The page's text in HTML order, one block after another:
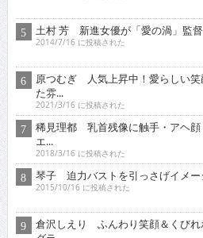
土村 芳 新進女優が「愛の渦」監
2014/7/16 に投稿された
原つむぎ 人気上昇中！愛らしい笑
た雰...
2021/3/16 に投稿された
稀見理都 乳首残像に触手・アヘ
エ...
2018/3/16 に投稿された
琴子 迫力バストを引っさげイメー
2015/10/16 に投稿された
倉沢しえり ふんわり笑顔＆くびれ